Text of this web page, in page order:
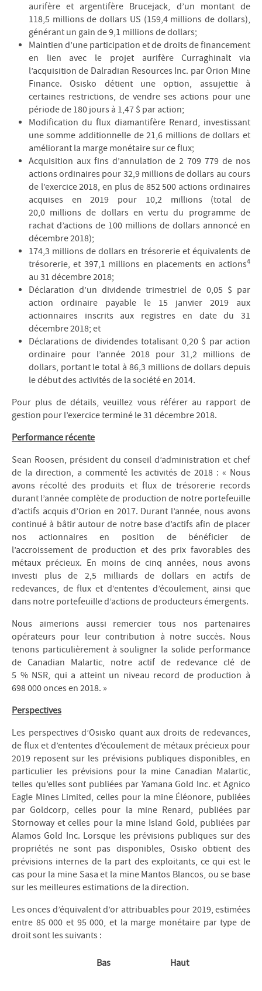
aurifère et argentifère Brucejack, d’un montant de
118,5 millions de dollars US (159,4 millions de dollars),
générant un gain de 9,1 millions de dollars;
Maintien d’une participation et de droits de financement
en lien avec le projet aurifère Curraghinalt via
l’acquisition de Dalradian Resources Inc. par Orion Mine
Finance. Osisko détient une option, assujettie à
certaines restrictions, de vendre ses actions pour une
période de 180 jours à 1,47 $ par action;
Modification du flux diamantifère Renard, investissant
une somme additionnelle de 21,6 millions de dollars et
améliorant la marge monétaire sur ce flux;
Acquisition aux fins d’annulation de 2 709 779 de nos
actions ordinaires pour 32,9 millions de dollars au cours
de l’exercice 2018, en plus de 852 500 actions ordinaires
acquises en 2019 pour 10,2 millions (total de
20,0 millions de dollars en vertu du programme de
rachat d’actions de 100 millions de dollars annoncé en
décembre 2018);
174,3 millions de dollars en trésorerie et équivalents de
trésorerie, et 397,1 millions en placements en actions4
au 31 décembre 2018;
Déclaration d’un dividende trimestriel de 0,05 $ par
action ordinaire payable le 15 janvier 2019 aux
actionnaires inscrits aux registres en date du 31
décembre 2018; et
Déclarations de dividendes totalisant 0,20 $ par action
ordinaire pour l’année 2018 pour 31,2 millions de
dollars, portant le total à 86,3 millions de dollars depuis
le début des activités de la société en 2014.
Pour plus de détails, veuillez vous référer au rapport de
gestion pour l’exercice terminé le 31 décembre 2018.
Performance récente
Sean Roosen, président du conseil d’administration et chef
de la direction, a commenté les activités de 2018 : « Nous
avons récolté des produits et flux de trésorerie records
durant l’année complète de production de notre portefeuille
d’actifs acquis d’Orion en 2017. Durant l’année, nous avons
continué à bâtir autour de notre base d’actifs afin de placer
nos actionnaires en position de bénéficier de
l’accroissement de production et des prix favorables des
métaux précieux. En moins de cinq années, nous avons
investi plus de 2,5 milliards de dollars en actifs de
redevances, de flux et d’ententes d’écoulement, ainsi que
dans notre portefeuille d’actions de producteurs émergents.
Nous aimerions aussi remercier tous nos partenaires
opérateurs pour leur contribution à notre succès. Nous
tenons particulièrement à souligner la solide performance
de Canadian Malartic, notre actif de redevance clé de
5 % NSR, qui a atteint un niveau record de production à
698 000 onces en 2018. »
Perspectives
Les perspectives d’Osisko quant aux droits de redevances,
de flux et d’ententes d’écoulement de métaux précieux pour
2019 reposent sur les prévisions publiques disponibles, en
particulier les prévisions pour la mine Canadian Malartic,
telles qu’elles sont publiées par Yamana Gold Inc. et Agnico
Eagle Mines Limited, celles pour la mine Éléonore, publiées
par Goldcorp, celles pour la mine Renard, publiées par
Stornoway et celles pour la mine Island Gold, publiées par
Alamos Gold Inc. Lorsque les prévisions publiques sur des
propriétés ne sont pas disponibles, Osisko obtient des
prévisions internes de la part des exploitants, ce qui est le
cas pour la mine Sasa et la mine Mantos Blancos, ou se base
sur les meilleures estimations de la direction.
Les onces d’équivalent d’or attribuables pour 2019, estimées
entre 85 000 et 95 000, et la marge monétaire par type de
droit sont les suivants :
Bas Haut